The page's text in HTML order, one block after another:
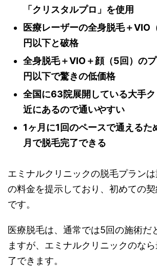
「クリスタルプロ」を使用
医療レーザーの全身脱毛＋VIO
円以下と破格
全身脱毛＋VIO＋顔（5回）の
円以下で驚きの低価格
全国に63院展開している大手
近にあるので通いやすい
1ヶ月に1回のペースで通えるた
月で脱毛完了できる
エミナルクリニックの脱毛プラン
の料金を提示しており、初めての
です。
医療脱毛は、通常では5回の施術だ
ますが、エミナルクリニックのな
了できます。